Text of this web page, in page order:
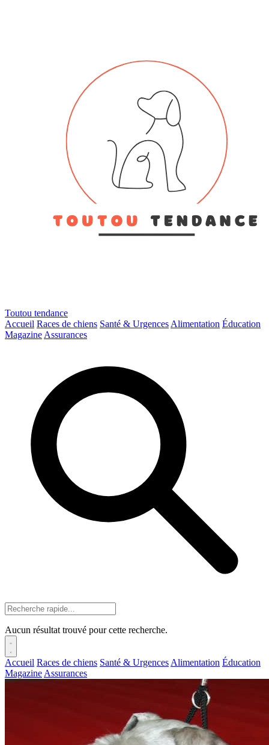
Toutou tendance
Accueil Races de chiens Santé & Urgences Alimentation Éducation
Magazine Assurances
Aucun résultat trouvé pour cette recherche.
Accueil Races de chiens Santé & Urgences Alimentation Éducation
Magazine Assurances